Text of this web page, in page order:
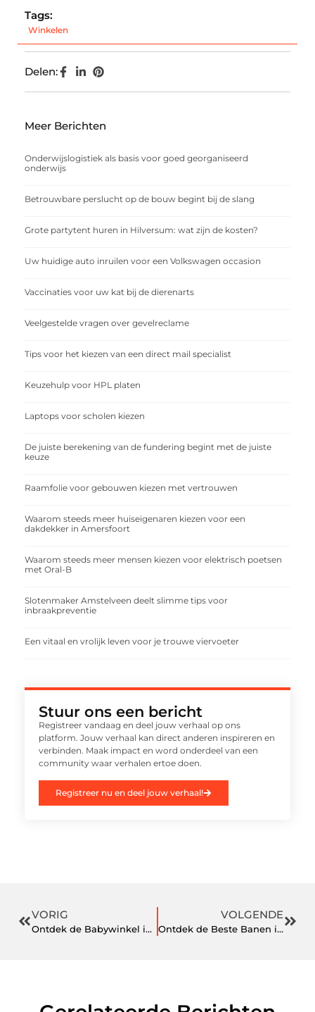
Tags:
Winkelen
Delen:
Meer Berichten
Onderwijslogistiek als basis voor goed georganiseerd
onderwijs
Betrouwbare perslucht op de bouw begint bij de slang
Grote partytent huren in Hilversum: wat zijn de kosten?
Uw huidige auto inruilen voor een Volkswagen occasion
Vaccinaties voor uw kat bij de dierenarts
Veelgestelde vragen over gevelreclame
Tips voor het kiezen van een direct mail specialist
Keuzehulp voor HPL platen
Laptops voor scholen kiezen
De juiste berekening van de fundering begint met de juiste
keuze
Raamfolie voor gebouwen kiezen met vertrouwen
Waarom steeds meer huiseigenaren kiezen voor een
dakdekker in Amersfoort
Waarom steeds meer mensen kiezen voor elektrisch poetsen
met Oral-B
Slotenmaker Amstelveen deelt slimme tips voor
inbraakpreventie
Een vitaal en vrolijk leven voor je trouwe viervoeter
Stuur ons een bericht
Registreer vandaag en deel jouw verhaal op ons
platform. Jouw verhaal kan direct anderen inspireren en
verbinden. Maak impact en word onderdeel van een
community waar verhalen ertoe doen.
Registreer nu en deel jouw verhaal!
VORIG
Ontdek de Babywinkel in Tiel voor Al je Babybehoeften
VOLGENDE
Ontdek de Beste Banen in Soest voor een Succesvolle Carrière